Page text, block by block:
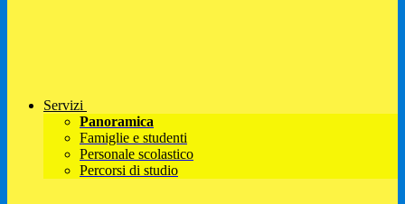
Servizi
Panoramica
Famiglie e studenti
Personale scolastico
Percorsi di studio